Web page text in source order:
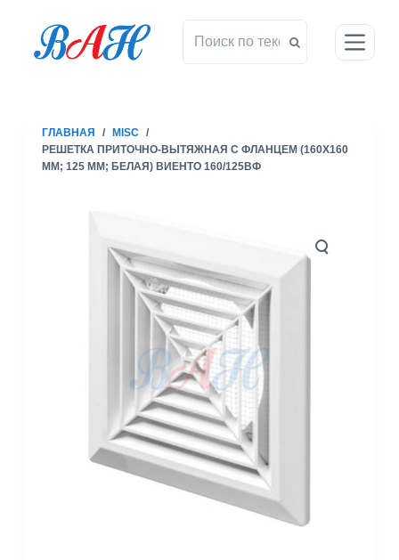
ГЛАВНАЯ / MISC /
РЕШЕТКА ПРИТОЧНО-ВЫТЯЖНАЯ С ФЛАНЦЕМ (160X160
ММ; 125 ММ; БЕЛАЯ) ВИЕНТО 160/125ВФ